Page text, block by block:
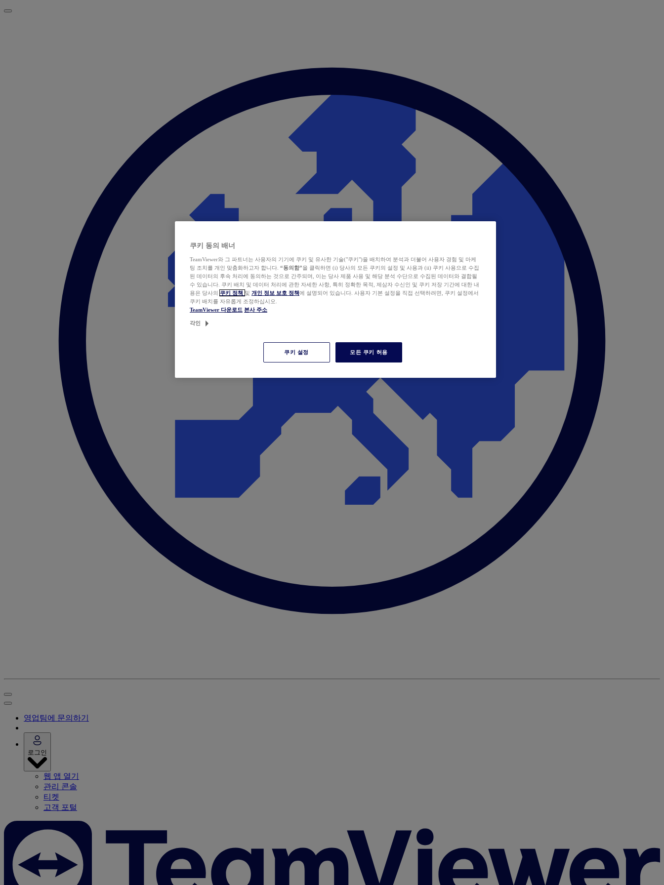
영업팀에 문의하기
로그인
웹 앱 열기
관리 콘솔
티켓
고객 포털
쿠키 동의 배너
TeamViewer와 그 파트너는 사용자의 기기에 쿠키 및 유사한 기술("쿠키")을 배치하여 분석과 더불어 사용자 경험 및 마케
팅 조치를 개인 맞춤화하고자 합니다. “동의함”을 클릭하면 (i) 당사의 모든 쿠키의 설정 및 사용과 (ii) 쿠키 사용으로 수집
된 데이터의 후속 처리에 동의하는 것으로 간주되며, 이는 당사 제품 사용 및 해당 분석 수단으로 수집된 데이터와 결합될
수 있습니다. 쿠키 배치 및 데이터 처리에 관한 자세한 사항, 특히 정확한 목적, 제삼자 수신인 및 쿠키 저장 기간에 대한 내
용은 당사의 쿠키 정책 및 개인 정보 보호 정책에 설명되어 있습니다. 사용자 기본 설정을 직접 선택하려면, 쿠키 설정에서
쿠키 배치를 자유롭게 조정하십시오.
TeamViewer 다운로드 본사 주소
각인
쿠키 설정 모든 쿠키 허용